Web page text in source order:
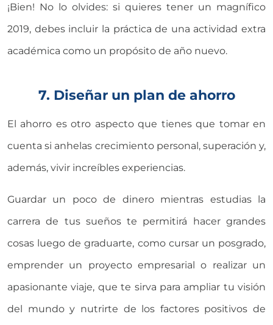
¡Bien! No lo olvides: si quieres tener un magnífico
2019, debes incluir la práctica de una actividad extra
académica como un propósito de año nuevo.
7. Diseñar un plan de ahorro
El ahorro es otro aspecto que tienes que tomar en
cuenta si anhelas crecimiento personal, superación y,
además, vivir increíbles experiencias.
Guardar un poco de dinero mientras estudias la
carrera de tus sueños te permitirá hacer grandes
cosas luego de graduarte, como cursar un posgrado,
emprender un proyecto empresarial o realizar un
apasionante viaje, que te sirva para ampliar tu visión
del mundo y nutrirte de los factores positivos de
Te brindamos información
INICIAR CHAT